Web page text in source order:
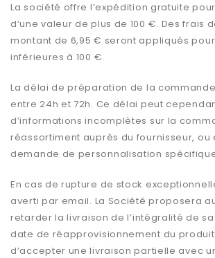
La société offre l’expédition gratuite
d’une valeur de plus de 100 €. Des frais
montant de 6,95 € seront appliqués
inférieures à 100 €.
La délai de préparation de la
entre 24h et 72h. Ce délai peut
d’informations incomplètes sur la
réassortiment auprès du fournisseur, ou
demande de personnalisation
En cas de rupture de stock
averti par email. La Société proposera
retarder la livraison de l’intégralité de
date de réapprovisionnement du
d’accepter une livraison partielle avec